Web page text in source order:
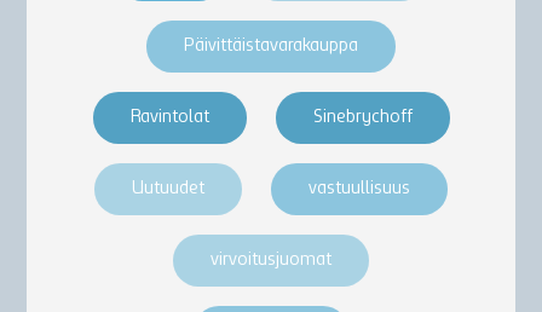
Päivittäistavarakauppa
Ravintolat Sinebrychoff
Uutuudet vastuullisuus
virvoitusjuomat